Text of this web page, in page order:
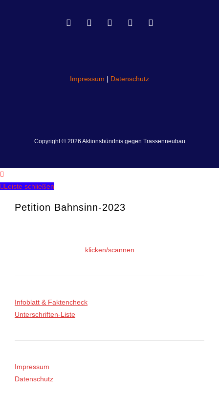
Copyright © 2026 Aktionsbündnis gegen Trassenneubau
Impressum | Datenschutz
Leiste schließen
Petition Bahnsinn-2023
klicken/scannen
Infoblatt & Faktencheck
Unterschriften-Liste
Impressum
Datenschutz